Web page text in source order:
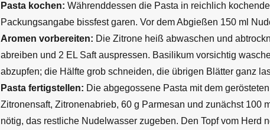
Pasta kochen: Währenddessen die Pasta in reichlich
Packungsangabe bissfest garen. Vor dem Abgießen 150 ml
Aromen vorbereiten: Die Zitrone heiß abwaschen und
abreiben und 2 EL Saft auspressen. Basilikum vorsichtig
abzupfen; die Hälfte grob schneiden, die übrigen Blätter ganz
Pasta fertigstellen: Die abgegossene Pasta mit dem
Zitronensaft, Zitronenabrieb, 60 g Parmesan und zunächst 100
nötig, das restliche Nudelwasser zugeben. Den Topf vom Herd